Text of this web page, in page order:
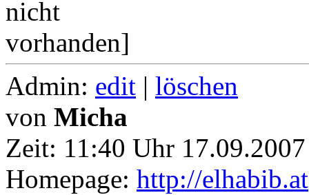
Admin: edit | löschen
von Micha
Zeit: 11:40 Uhr
Homepage: http://elhabib.at